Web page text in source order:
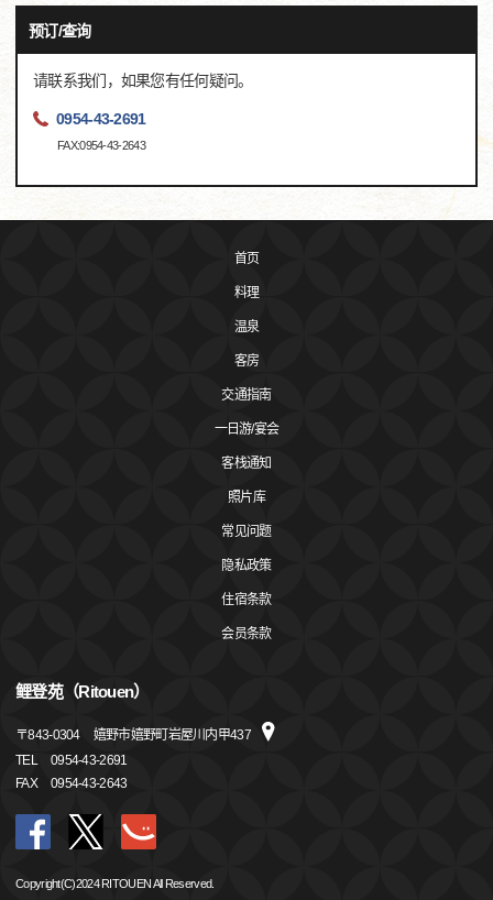
预订/查询
请联系我们，如果您有任何疑问。
0954-43-2691
FAX:0954-43-2643
首页
料理
温泉
客房
交通指南
一日游/宴会
客栈通知
照片库
常见问题
隐私政策
住宿条款
会员条款
鲤登苑（Ritouen）
〒843-0304
嬉野市嬉野町岩屋川内甲437
TEL
0954-43-2691
FAX
0954-43-2643
Copyright(C)2024 RITOUEN All Reserved.